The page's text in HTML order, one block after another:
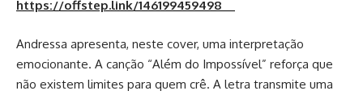
https://offstep.link/146199459498
Andressa apresenta, neste cover, uma interpretação
emocionante. A canção “Além do Impossível” reforça que
não existem limites para quem crê. A letra transmite uma